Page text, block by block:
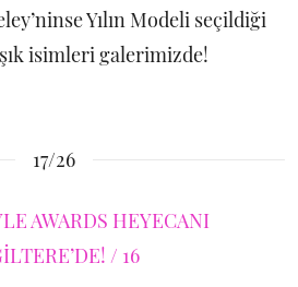
Yılın Modeli seçildiği
isimleri galerimizde!
17/26